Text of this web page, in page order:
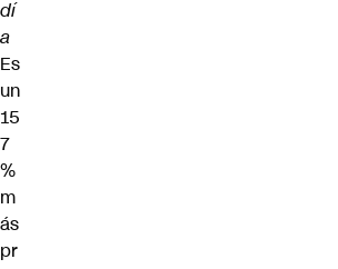
dí
a
Es
un
15
7
%
m
ás
pr